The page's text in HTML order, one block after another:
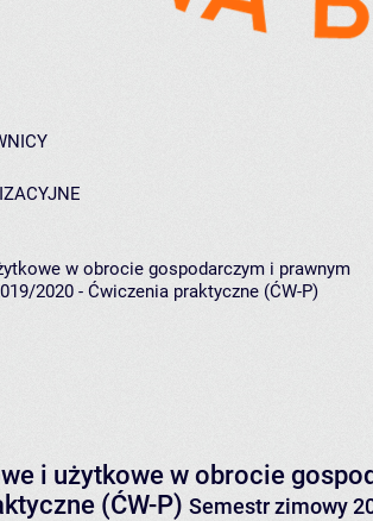
w obrocie gospodarczym i prawnym
2020 - Ćwiczenia praktyczne (ĆW-P)
i użytkowe w obrocie
(ĆW-P) Semestr zimowy